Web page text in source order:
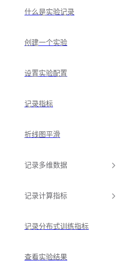
什么是实验记录
创建一个实验
设置实验配置
记录指标
折线图平滑
记录多维数据
记录计算指标
记录分布式训练指标
查看实验结果